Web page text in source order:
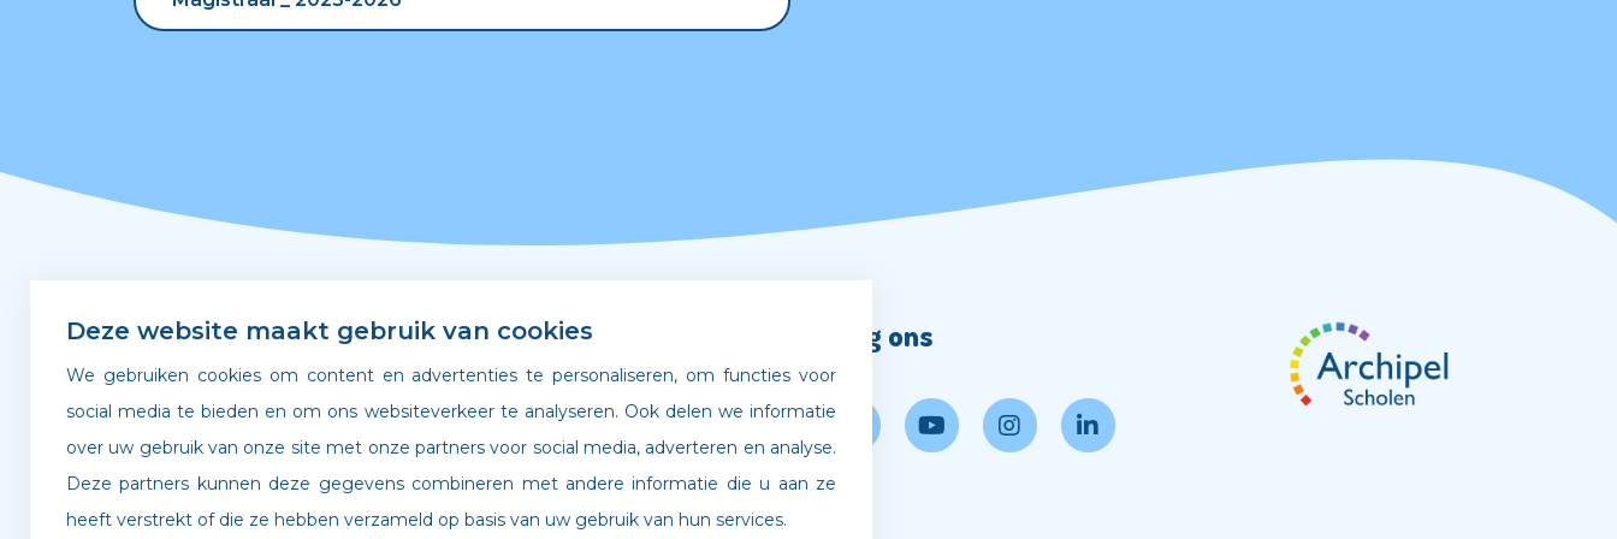
Snel naar
Leerplicht & verzuim
Verlof aanvragen
Gedragscode
Werken bij Archipel
Volg ons
Deze website maakt gebruik van cookies
We gebruiken cookies om content en advertenties te personaliseren, om functies voor
social media te bieden en om ons websiteverkeer te analyseren. Ook delen we informatie
over uw gebruik van onze site met onze partners voor social media, adverteren en analyse.
Deze partners kunnen deze gegevens combineren met andere informatie die u aan ze
heeft verstrekt of die ze hebben verzameld op basis van uw gebruik van hun services.